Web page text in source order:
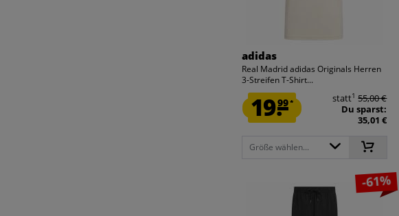
adidas
Real Madrid adidas Originals Herren
3-Streifen T-Shirt...
19.99* statt1 55,00 €
Du sparst:
35,01 €
Größe wählen...
-61%